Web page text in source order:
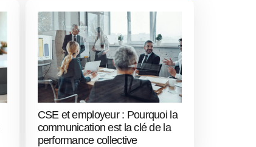
CSE et employeur : Pourquoi la
communication est la clé de la
performance collective